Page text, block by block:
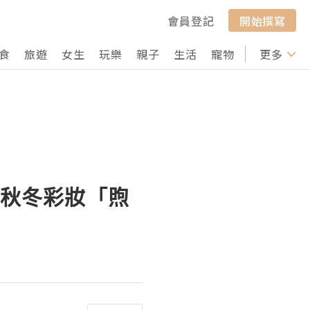
會員登記
開始撰寫
旅遊 女生 玩樂 親子 生活 寵物 行山 打卡
更多
冬彩妝「煦